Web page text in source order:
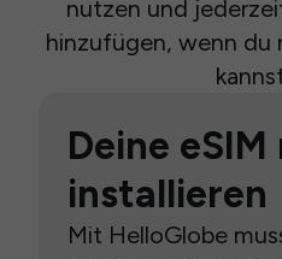
nutzen und
hinzufügen, wenn du
Deine
installieren
Mit HelloGlobe